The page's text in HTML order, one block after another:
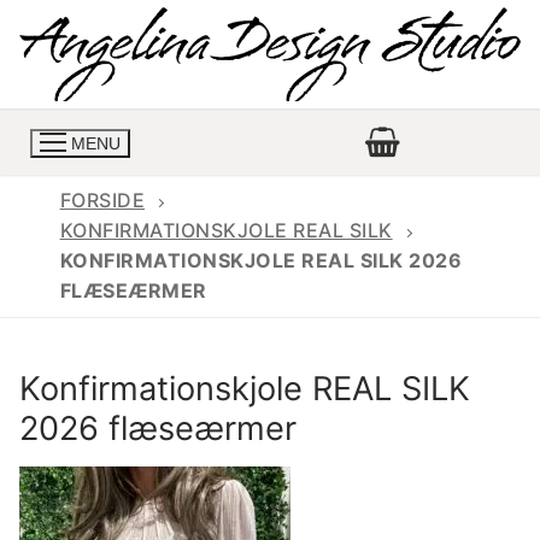
indhold
MENU
Konfirmations buksedragter
Konfirmationskjoler med lange ærmer
Konfirmationskjoler udsalg
Skrædder priser
Bukser priser
Jeans priser
Book en tid
Kontakt
FORSIDE
KONFIRMATIONSKJOLE REAL SILK
KONFIRMATIONSKJOLE REAL SILK 2026
FLÆSEÆRMER
Konfirmationskjole REAL SILK
2026 flæseærmer